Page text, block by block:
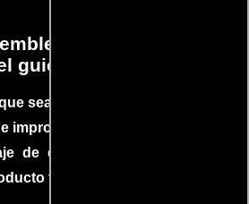
que no
guion
sea un guión siempre hay
improvisaciones que se dan
de determinadas escenas
final.